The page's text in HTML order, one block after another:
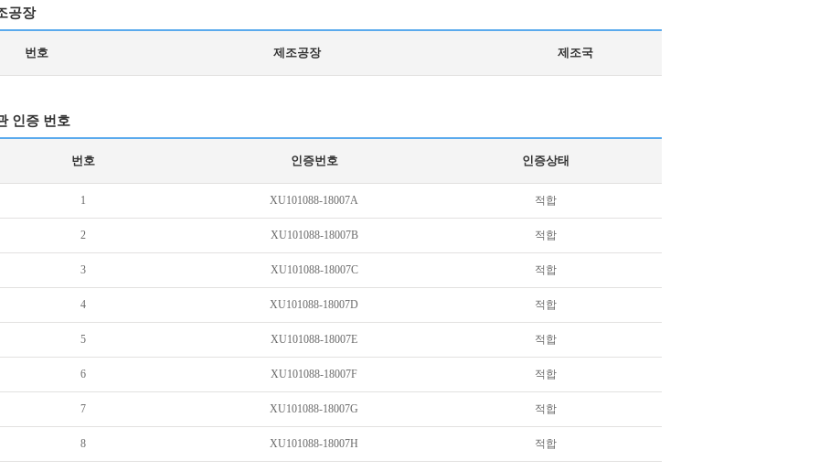
공장
번호 제조공장 제조국
인증 번호
번호 인증번호 인증상태
1 XU101088-18007A 적합
2 XU101088-18007B 적합
3 XU101088-18007C 적합
4 XU101088-18007D 적합
5 XU101088-18007E 적합
6 XU101088-18007F 적합
7 XU101088-18007G 적합
8 XU101088-18007H 적합